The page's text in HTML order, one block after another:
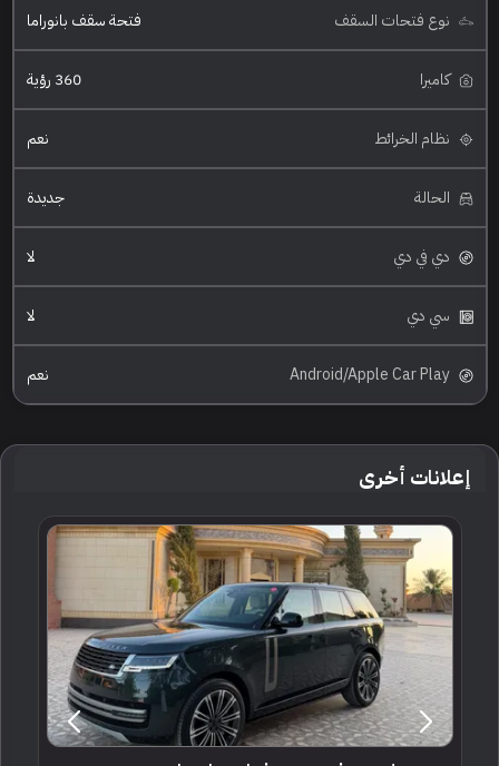
نوع فتحات السقف فتحة سقف بانوراما
كاميرا 360 رؤية
نظام الخرائط نعم
الحالة جديدة
دي في دي لا
سي دي لا
Android/Apple Car Play نعم
إعلانات أخرى